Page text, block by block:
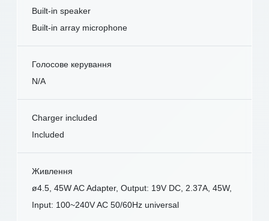
Built-in speaker
Built-in array microphone
Голосове керування
N/A
Charger included
Included
Живлення
ø4.5, 45W AC Adapter, Output: 19V DC, 2.37A, 45W,
Input: 100~240V AC 50/60Hz universal